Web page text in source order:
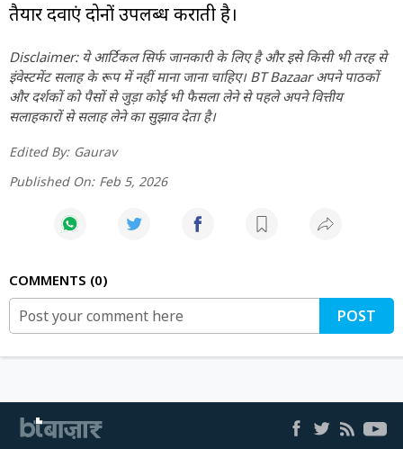
तैयार दवाएं दोनों उपलब्ध कराती है।
Disclaimer: ये आर्टिकल सिर्फ जानकारी के लिए है और इसे किसी भी तरह से
इंवेस्टमेंट सलाह के रूप में नहीं माना जाना चाहिए। BT Bazaar अपने पाठकों
और दर्शकों को पैसों से जुड़ा कोई भी फैसला लेने से पहले अपने वित्तीय
सलाहकारों से सलाह लेने का सुझाव देता है।
Edited By: Gaurav
Published On: Feb 5, 2026
COMMENTS 0
POST